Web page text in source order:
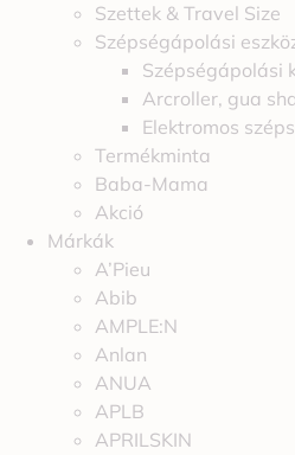
Szettek & Travel Size
Szépségápolási
Szépségápolási
Arcroller, gua
Elektromos
Termékminta
Baba-Mama
Akció
Márkák
A’Pieu
Abib
AMPLE:N
Anlan
ANUA
APLB
APRILSKIN